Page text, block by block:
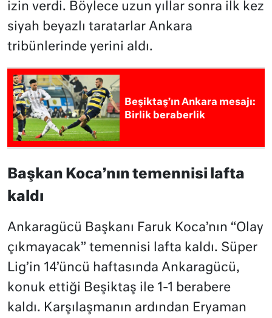
izin verdi. Böylece uzun yıllar sonra ilk kez
siyah beyazlı taratarlar Ankara
tribünlerinde yerini aldı.
Beşiktaş’ın Ankara mesajı:
Birlik beraberlik
Başkan Koca’nın temennisi lafta
kaldı
Ankaragücü Başkanı Faruk Koca’nın “Olay
çıkmayacak” temennisi lafta kaldı. Süper
Lig’in 14’üncü haftasında Ankaragücü,
konuk ettiği Beşiktaş ile 1-1 berabere
kaldı. Karşılaşmanın ardından Eryaman